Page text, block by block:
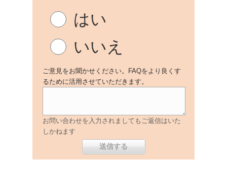
はい
いいえ
ご意見をお聞かせください。FAQをより良くす
るために活用させていただきます。
お問い合わせを入力されましてもご返信はいた
しかねます